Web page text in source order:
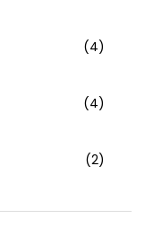
(4)
(4)
(2)